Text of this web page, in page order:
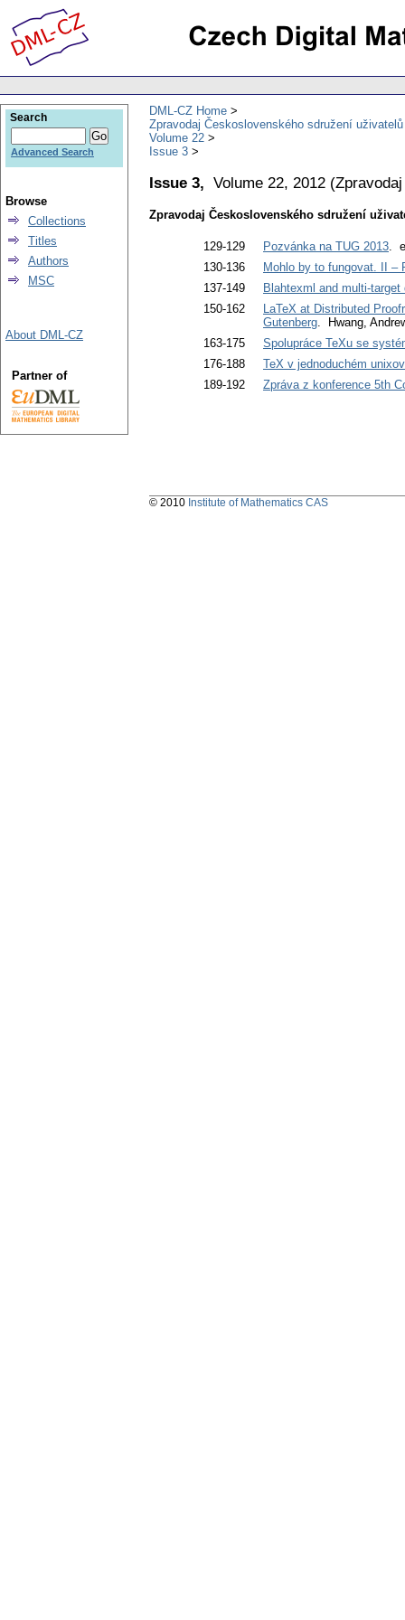
DML-CZ Home
Zpravodaj Československého sdružení uživatelů
Volume 22
Issue 3
Issue 3, Volume 22, 2012 (
Zpravodaj Československého sdružení
129-129 Pozvánka na TUG 2013.
130-136
Mohlo by to fungovat. II –
137-149
Blahtexml and multi-
150-162
LaTeX at Distributed
Gutenberg. Hwang,
163-175
Spolupráce TeXu se
176-188
TeX v jednoduchém
189-192
Zpráva z konference 5th
Search
Advanced Search
Browse
Collections
Titles
Authors
MSC
About DML-CZ
Partner of
© 2010 Institute of Mathematics CAS